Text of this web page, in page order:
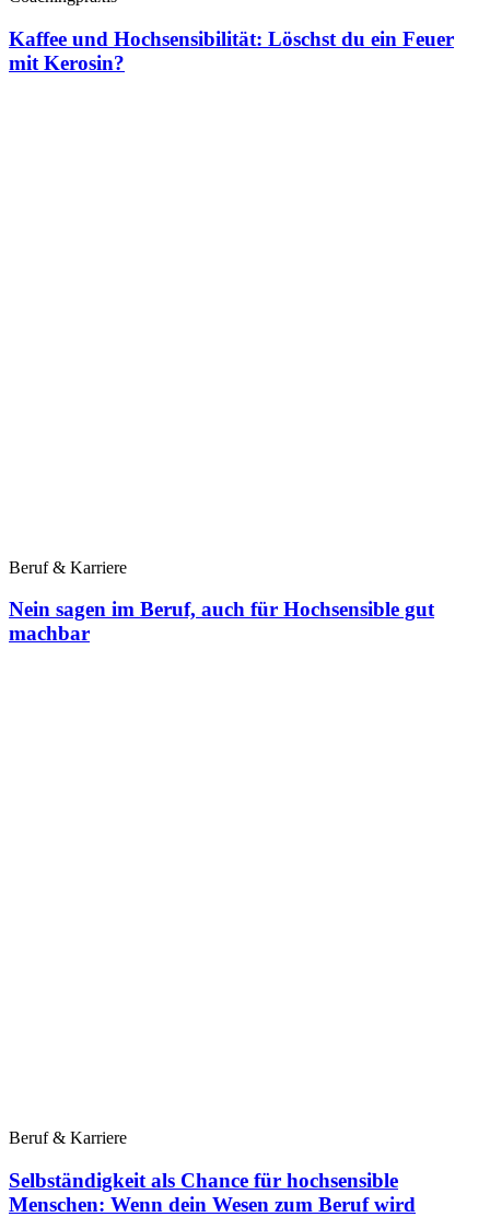
Kaffee und Hochsensibilität: Löschst du ein Feuer
mit Kerosin?
Beruf & Karriere
Nein sagen im Beruf, auch für Hochsensible gut
machbar
Beruf & Karriere
Selbständigkeit als Chance für hochsensible
Menschen: Wenn dein Wesen zum Beruf wird